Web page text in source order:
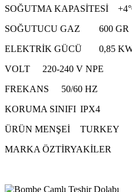
SOĞUTMA KAPASİTESİ
SOĞUTUCU GAZ
600 GR
ELEKTRİK GÜCÜ
0,85
VOLT
220-240 V NPE
FREKANS
50/60 HZ
KORUMA SINIFI IPX4
ÜRÜN MENŞEİ
TURKEY
MARKA ÖZTİRYAKİLER